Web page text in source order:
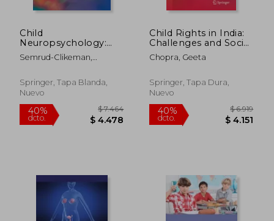
Child
Neuropsychology:
Assessment and
Interventions for
Disorders, 2nd Edition
(en Inglés)
Semrud-Clikeman,
Phyllis Anne
Springer, Tapa Blanda,
Nuevo
Child Rights in India:
Challenges and Social
Action (en Inglés)
Chopra, Geeta
Springer, Tapa Dura,
Nuevo